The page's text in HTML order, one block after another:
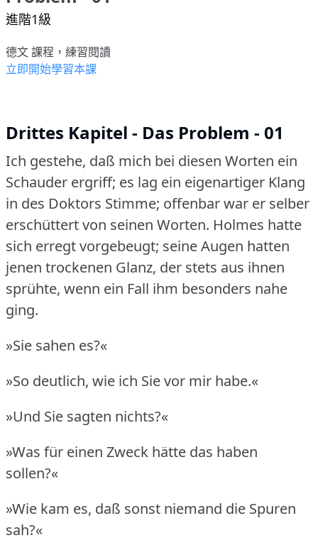
進階1級
德文 課程，練習閱讀
立即開始學習本課
Drittes Kapitel - Das Problem - 01
Ich gestehe, daß mich bei diesen Worten ein
Schauder ergriff; es lag ein eigenartiger Klang
in des Doktors Stimme; offenbar war er selber
erschüttert von seinen Worten. Holmes hatte
sich erregt vorgebeugt; seine Augen hatten
jenen trockenen Glanz, der stets aus ihnen
sprühte, wenn ein Fall ihm besonders nahe
ging.
»Sie sahen es?«
»So deutlich, wie ich Sie vor mir habe.«
»Und Sie sagten nichts?«
»Was für einen Zweck hätte das haben
sollen?«
»Wie kam es, daß sonst niemand die Spuren
sah?«